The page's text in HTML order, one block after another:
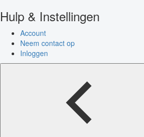
Hulp & Instellingen
Account
Neem contact op
Inloggen